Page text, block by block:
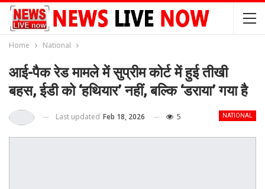
Home National
आई-पैक रेड मामले में सुप्रीम कोर्ट में हुई तीखी
बहस, ईडी को ‘हथियार’ नहीं, बल्कि ‘डराया’ गया है
NATIONAL
Last updated Feb 18, 2026 5